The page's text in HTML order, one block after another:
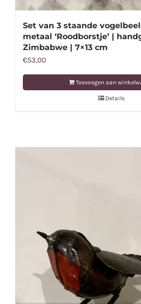
Set van 3 staande
metaal ‘Roodborstje’ |
Zimbabwe | 7×13 cm
€53,00
Toevoegen aan
Details